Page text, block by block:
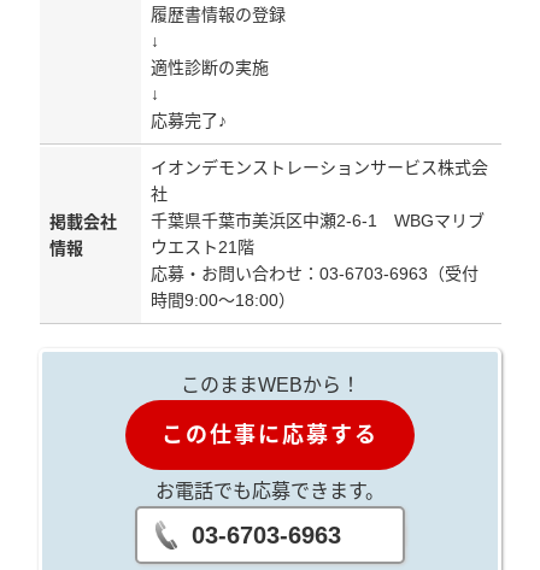
履歴書情報の登録
↓
適性診断の実施
↓
応募完了♪
掲載会社
情報
イオンデモンストレーションサービス株式会
社
千葉県千葉市美浜区中瀬2-6-1 WBGマリブ
ウエスト21階
応募・お問い合わせ：03-6703-6963（受付
時間9:00～18:00）
このままWEBから！
この仕事に応募する
お電話でも応募できます。
03-6703-6963